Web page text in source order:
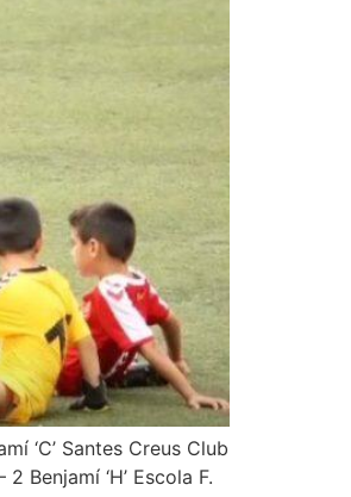
‘C’ Santes Creus Club
Benjamí ‘H’ Escola F.